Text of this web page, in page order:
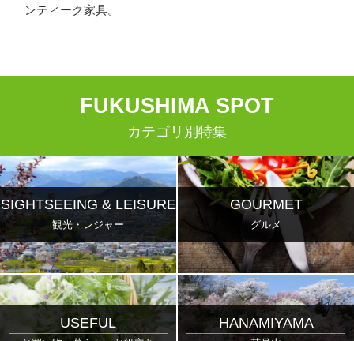
ンティーク家具。
FUKUSHIMA SPOT
カテゴリ別特集
SIGHTSEEING & LEISURE
観光・レジャー
GOURMET
グルメ
USEFUL HANAMIYAMA